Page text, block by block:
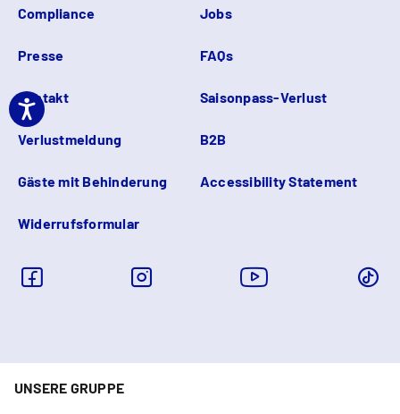
Compliance Jobs
Presse FAQs
Kontakt Saisonpass-Verlust
Verlustmeldung B2B
Gäste mit Behinderung Accessibility Statement
Widerrufsformular
UNSERE GRUPPE